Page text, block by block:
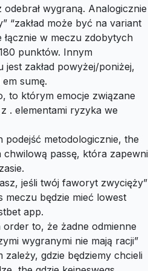
wygraną. Analogicznie
“zakład może być na variant
łącznie w meczu zdobytych
punktów. Innym
jest zakład powyżej/poniżej,
sumę.
to którym emocje związane
. elementami ryzyka we
podejść metodologicznie, the
passę, która zapewni
jeśli twój faworyt zwycięży”
meczu będzie mieć lowest
app.
to, że żadne odmienne
wygranymi nie mają racji”
zależy, gdzie będziemy chcieli